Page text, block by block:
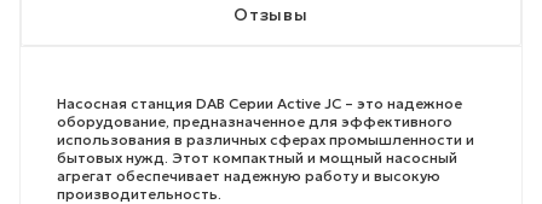
Отзывы
Насосная станция DAB Серии Active JC – это надежное
оборудование, предназначенное для эффективного
использования в различных сферах промышленности и
бытовых нужд. Этот компактный и мощный насосный
агрегат обеспечивает надежную работу и высокую
производительность.